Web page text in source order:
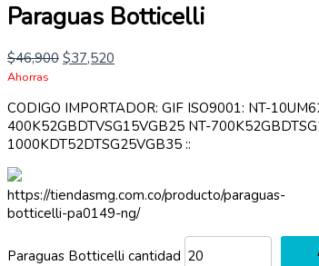
Paraguas Botticelli
$46,900 $37,520
Ahorras
CODIGO IMPORTADOR: GIF ISO9001: NT-
400K52GBDTVSG15VGB25 NT-
1000KDT52DTSG25VGB35 ::
https://tiendasmg.com.co/producto/paraguas-
botticelli-pa0149-ng/
Paraguas Botticelli cantidad